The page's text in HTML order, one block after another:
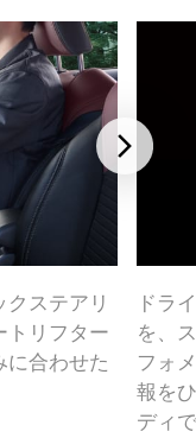
ステアリ
トリフター
に合わせた
ドラ
を、
フォ
報を
ディ